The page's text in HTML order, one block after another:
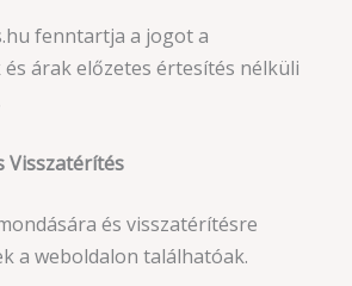
fenntartja a jogot a
árak előzetes értesítés nélküli
Visszatérítés
és visszatérítésre
a weboldalon találhatóak.